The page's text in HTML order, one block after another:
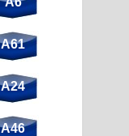
A61
A24
A46